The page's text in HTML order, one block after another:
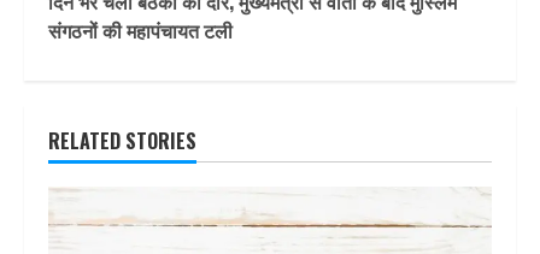
संगठनों की महापंचायत टली
RELATED STORIES